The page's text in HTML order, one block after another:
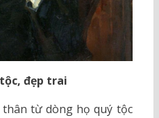
đẹp trai
từ dòng họ quý tộc